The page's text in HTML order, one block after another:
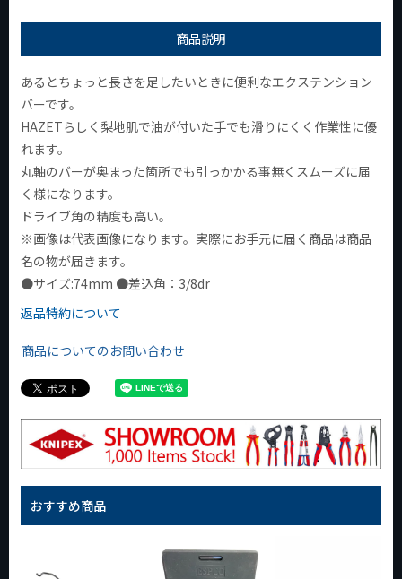
商品説明
あるとちょっと長さを足したいときに便利なエクステンション
バーです。
HAZETらしく梨地肌で油が付いた手でも滑りにくく作業性に優
れます。
丸軸のバーが奥まった箇所でも引っかかる事無くスムーズに届
く様になります。
ドライブ角の精度も高い。
※画像は代表画像になります。実際にお手元に届く商品は商品
名の物が届きます。
●サイズ:74mm ●差込角：3/8dr
返品特約について
商品についてのお問い合わせ
おすすめ商品